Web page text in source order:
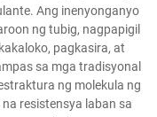
Ang inenyonganyo
ng tubig, nagpapigil
pagkasira, at
sa mga tradisyonal
ng molekula ng
resistensya laban sa